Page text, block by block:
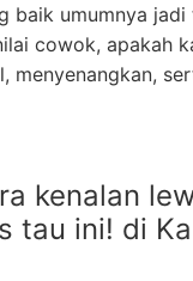
baik umumnya
cowok, apakah
menyenangkan,
kenalan
tau ini! di